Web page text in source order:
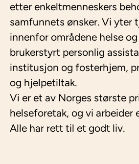
etter enkeltmenneskers
samfunnets ønsker. Vi yter
innenfor områdene helse
brukerstyrt personlig
institusjon og fosterhjem,
og hjelpetiltak.
Vi er et av Norges største
helseforetak, og vi arbeider
Alle har rett til et godt liv.